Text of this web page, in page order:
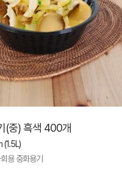
(중) 흑색 400개
(1.5L)
용 중화용기